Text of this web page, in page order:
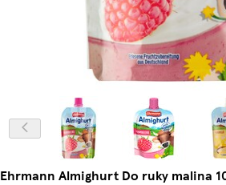
Ehrmann Almighurt Do ruky malina